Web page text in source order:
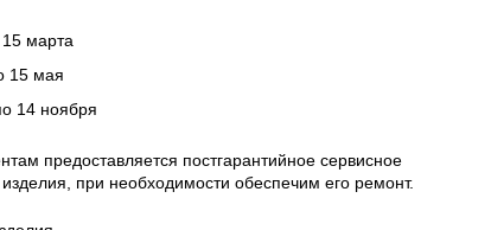
марта
15 мая
14 ноября
предоставляется постгарантийное сервисное
при необходимости обеспечим его ремонт.